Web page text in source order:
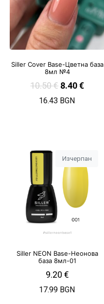
Siller Cover Base-Цветна база
8мл №4
10.50€ 8.40€
16.43 BGN
Изчерпан
Siller NEON Base-Неонова
база 8мл-01
9.20 €
17.99 BGN